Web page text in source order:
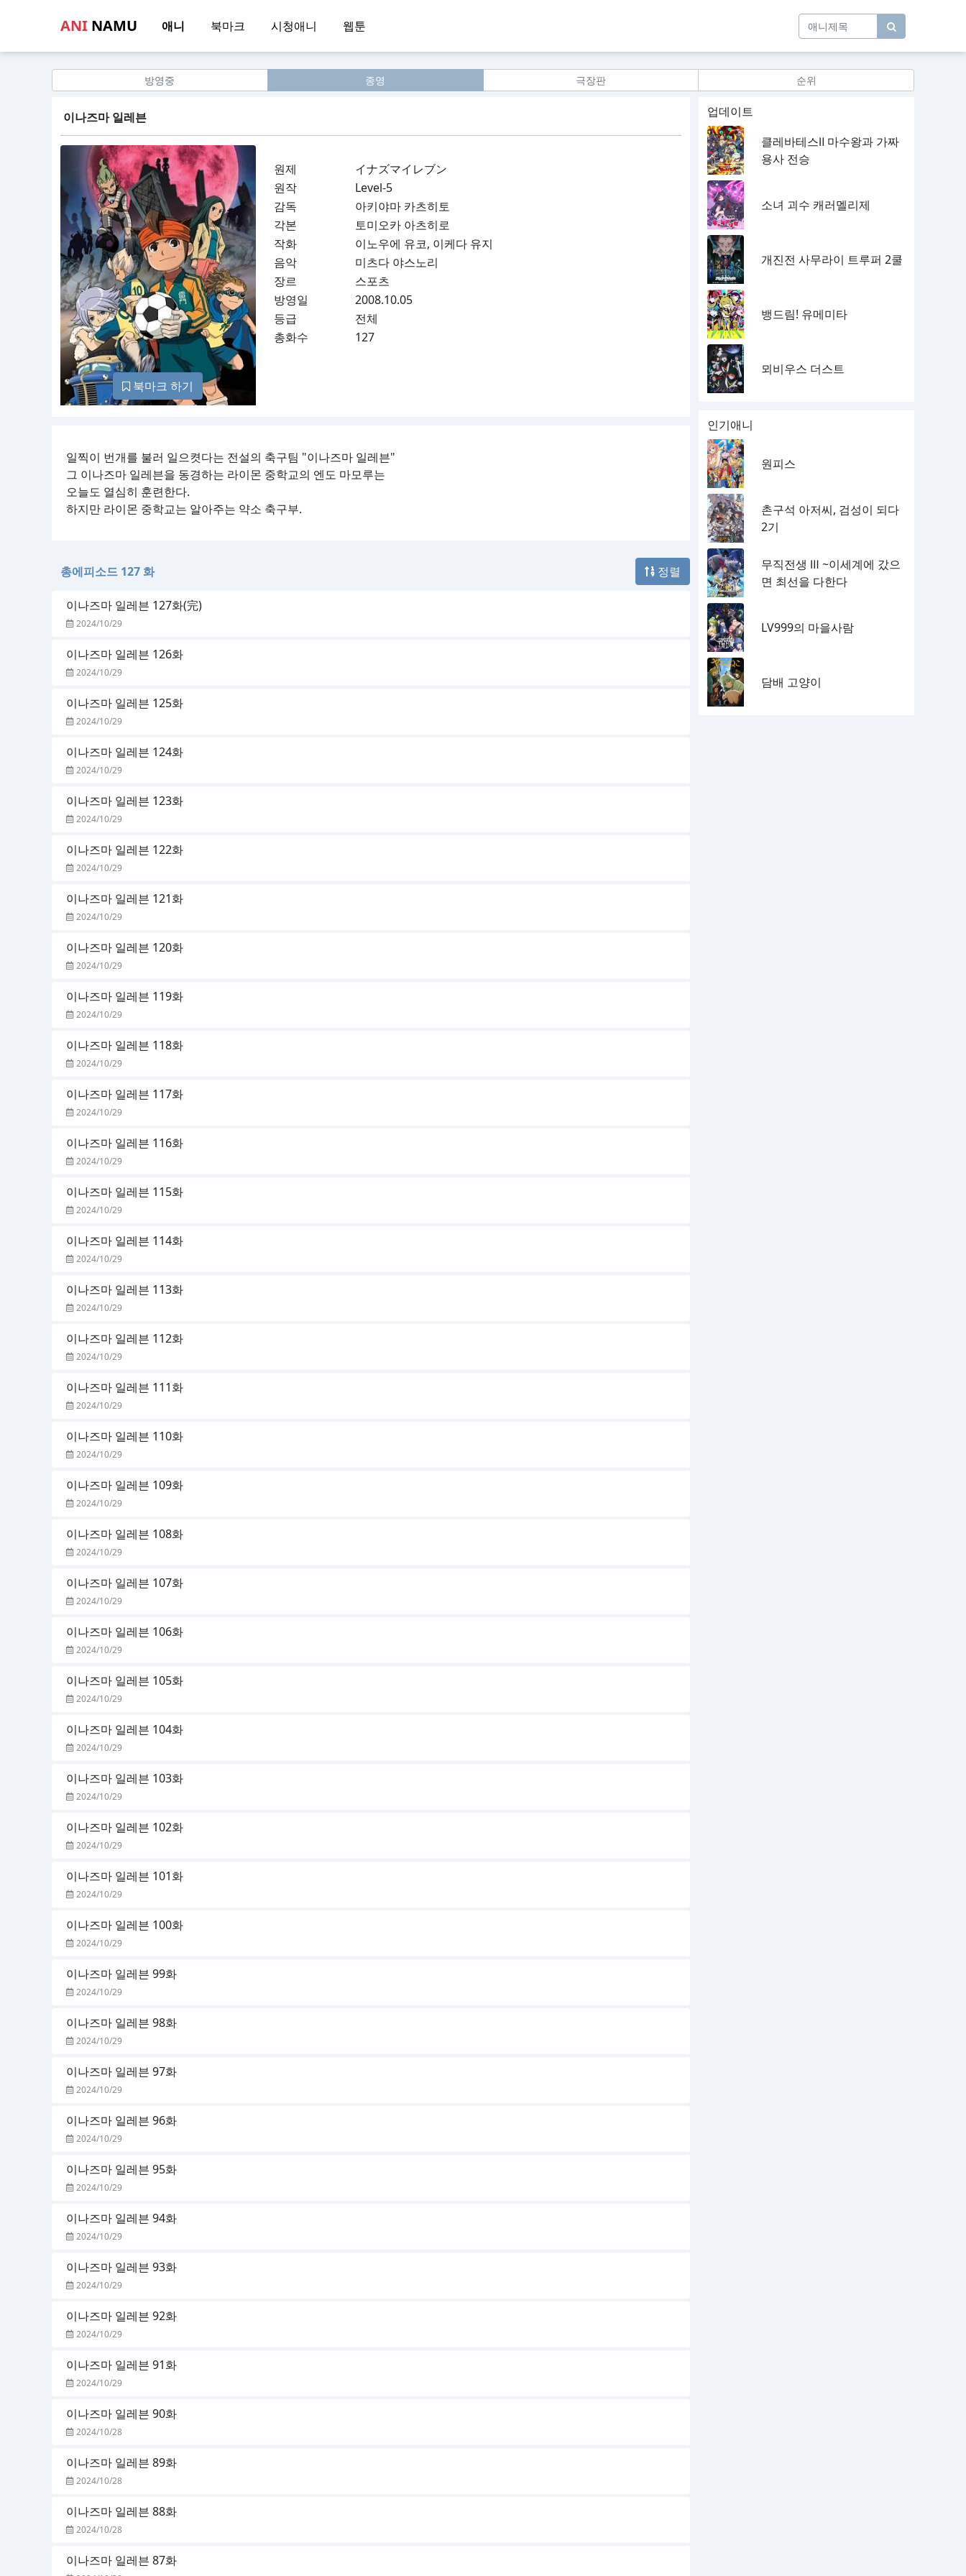
ANI NAMU 애니 북마크 시청애니 웹툰
방영중 종영 극장판 순위
이나즈마 일레븐
북마크 하기
원제
イナズマイレブン
원작
Level-5
감독
아키야마 카츠히토
각본
토미오카 아츠히로
작화
이노우에 유코, 이케다 유지
음악
미츠다 야스노리
장르
스포츠
방영일
2008.10.05
등급
전체
총화수
127
일찍이 번개를 불러 일으켯다는 전설의 축구팀 "이나즈마 일레븐"
그 이나즈마 일레븐을 동경하는 라이몬 중학교의 엔도 마모루는
오늘도 열심히 훈련한다.
하지만 라이몬 중학교는 알아주는 약소 축구부.
총에피소드 127 화 정렬
이나즈마 일레븐 127화(完)
2024/10/29
이나즈마 일레븐 126화
2024/10/29
이나즈마 일레븐 125화
2024/10/29
이나즈마 일레븐 124화
2024/10/29
이나즈마 일레븐 123화
2024/10/29
이나즈마 일레븐 122화
2024/10/29
이나즈마 일레븐 121화
2024/10/29
이나즈마 일레븐 120화
2024/10/29
이나즈마 일레븐 119화
2024/10/29
이나즈마 일레븐 118화
2024/10/29
이나즈마 일레븐 117화
2024/10/29
이나즈마 일레븐 116화
2024/10/29
이나즈마 일레븐 115화
2024/10/29
이나즈마 일레븐 114화
2024/10/29
이나즈마 일레븐 113화
2024/10/29
이나즈마 일레븐 112화
2024/10/29
이나즈마 일레븐 111화
2024/10/29
이나즈마 일레븐 110화
2024/10/29
이나즈마 일레븐 109화
2024/10/29
이나즈마 일레븐 108화
2024/10/29
이나즈마 일레븐 107화
2024/10/29
이나즈마 일레븐 106화
2024/10/29
이나즈마 일레븐 105화
2024/10/29
이나즈마 일레븐 104화
2024/10/29
이나즈마 일레븐 103화
2024/10/29
이나즈마 일레븐 102화
2024/10/29
이나즈마 일레븐 101화
2024/10/29
이나즈마 일레븐 100화
2024/10/29
이나즈마 일레븐 99화
2024/10/29
이나즈마 일레븐 98화
2024/10/29
이나즈마 일레븐 97화
2024/10/29
이나즈마 일레븐 96화
2024/10/29
이나즈마 일레븐 95화
2024/10/29
이나즈마 일레븐 94화
2024/10/29
이나즈마 일레븐 93화
2024/10/29
이나즈마 일레븐 92화
2024/10/29
이나즈마 일레븐 91화
2024/10/29
이나즈마 일레븐 90화
2024/10/28
이나즈마 일레븐 89화
2024/10/28
이나즈마 일레븐 88화
2024/10/28
이나즈마 일레븐 87화
업데이트
클레바테스Ⅱ 마수왕과 가짜
용사 전승
소녀 괴수 캐러멜리제
개진전 사무라이 트루퍼 2쿨
뱅드림! 유메미타
뫼비우스 더스트
인기애니
원피스
촌구석 아저씨, 검성이 되다
2기
무직전생 Ⅲ ~이세계에 갔으
면 최선을 다한다
LV999의 마을사람
담배 고양이